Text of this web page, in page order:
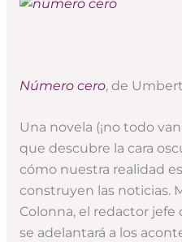
Número cero, de
Una novela (¡no todo
que descubre la cara
cómo nuestra realidad
construyen las noticias.
Colonna, el redactor jefe
se adelantará a los